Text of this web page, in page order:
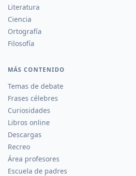
Literatura
Ciencia
Ortografía
Filosofía
MÁS CONTENIDO
Temas de debate
Frases célebres
Curiosidades
Libros online
Descargas
Recreo
Área profesores
Escuela de padres